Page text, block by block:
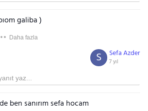
galiba )
Daha fazla
Sefa Azder
7 yıl
S
ben sanırım sefa hocam